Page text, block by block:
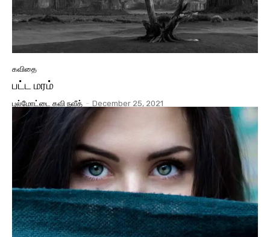
கவிதை
பட்ட மரம்
புல்மோட்டை கவி நவீத் - December 25, 2021